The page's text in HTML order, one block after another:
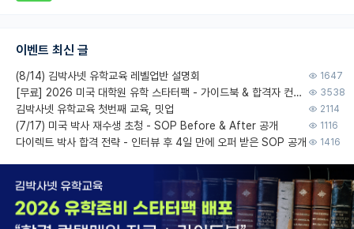
이벤트 최신 글
(8/14) 김박사넷 유학교육 레벨업반 설명회 1647
[무료] 2026 미국 대학원 유학 스타터팩 - 가이드북 & 합격자 컨택메일 템플릿 3538
김박사넷 유학교육 첫번째 교육, 밋업 2114
(7/17) 미국 박사 재수생 초청 - SOP Before & After 공개 1116
다이렉트 박사 합격 전략 - 인터뷰 후 4일 만에 오퍼 받은 SOP 공개 1416